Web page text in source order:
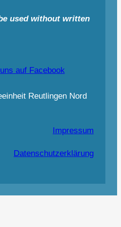
used without written
auf Facebook
Reutlingen Nord
Impressum
Datenschutzerklärung